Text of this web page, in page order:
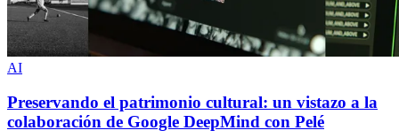
AI
Preservando el patrimonio cultural: un vistazo a la
colaboración de Google DeepMind con Pelé